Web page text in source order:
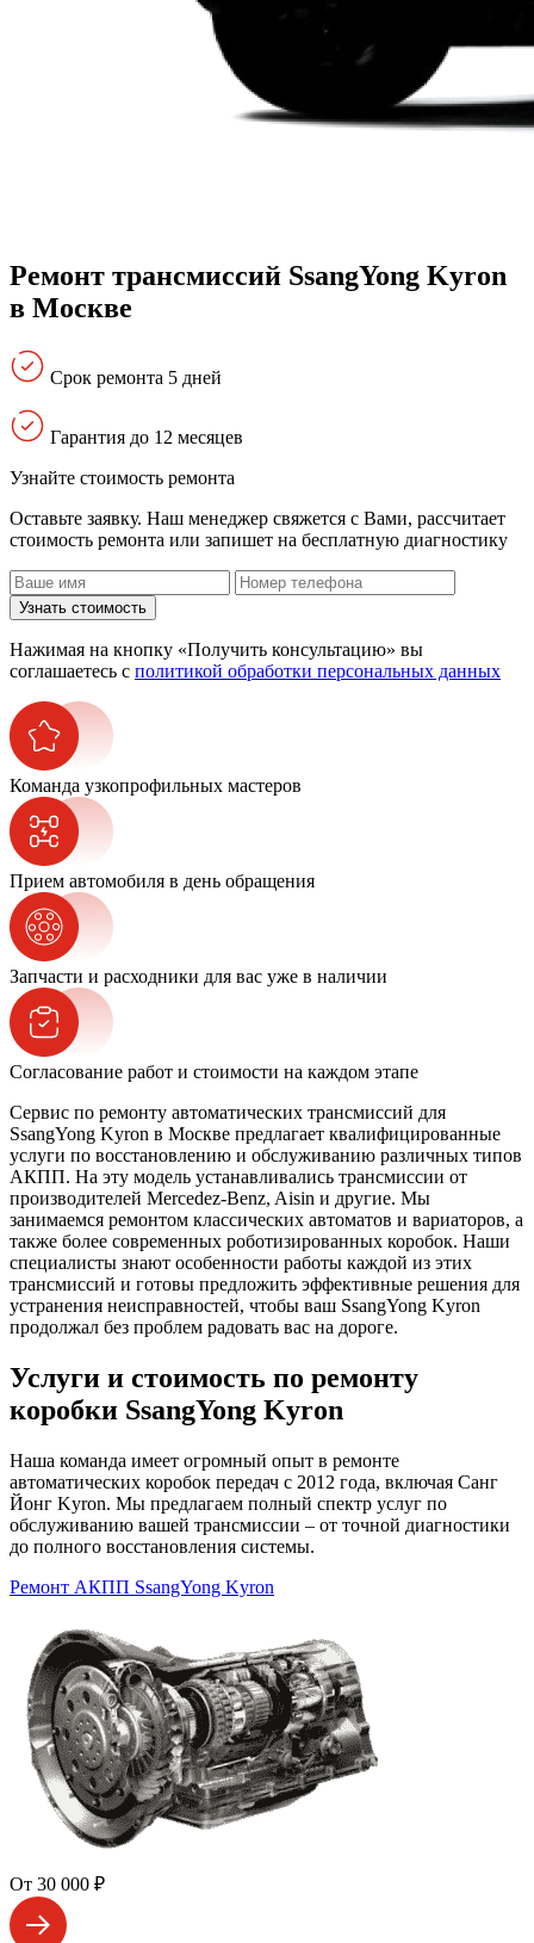
Ремонт трансмиссий SsangYong Kyron
в Москве
Срок ремонта 5 дней
Гарантия до 12 месяцев
Узнайте стоимость ремонта
Оставьте заявку. Наш менеджер свяжется с Вами, расcчитает
стоимость ремонта или запишет на бесплатную диагностику
Узнать стоимость
Нажимая на кнопку «Получить консультацию» вы
соглашаетесь с политикой обработки персональных данных
Команда узкопрофильных мастеров
Прием автомобиля в день обращения
Запчасти и расходники для вас уже в наличии
Согласование работ и стоимости на каждом этапе
Сервис по ремонту автоматических трансмиссий для
SsangYong Kyron в Москве предлагает квалифицированные
услуги по восстановлению и обслуживанию различных типов
АКПП. На эту модель устанавливались трансмиссии от
производителей Mercedez-Benz, Aisin и другие. Мы
занимаемся ремонтом классических автоматов и вариаторов, а
также более современных роботизированных коробок. Наши
специалисты знают особенности работы каждой из этих
трансмиссий и готовы предложить эффективные решения для
устранения неисправностей, чтобы ваш SsangYong Kyron
продолжал без проблем радовать вас на дороге.
Услуги и стоимость по ремонту
коробки SsangYong Kyron
Наша команда имеет огромный опыт в ремонте
автоматических коробок передач с 2012 года, включая Санг
Йонг Kyron. Мы предлагаем полный спектр услуг по
обслуживанию вашей трансмиссии – от точной диагностики
до полного восстановления системы.
Ремонт АКПП SsangYong Kyron
От 30 000 ₽